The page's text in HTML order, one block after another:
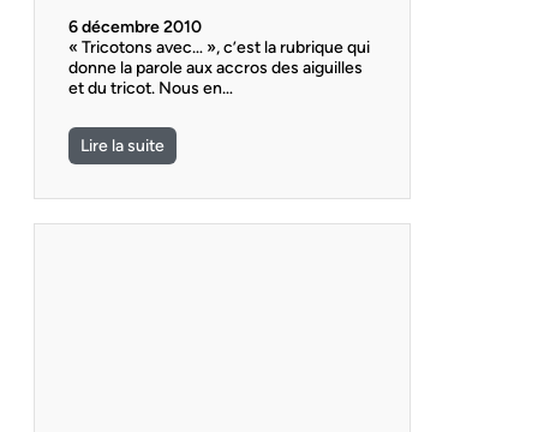
6 décembre 2010
« Tricotons avec… », c’est la rubrique qui
donne la parole aux accros des aiguilles
et du tricot. Nous en…
Lire la suite